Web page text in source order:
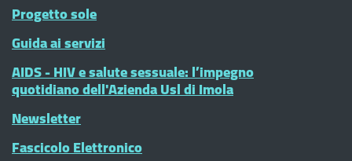
Progetto sole
Guida ai servizi
AIDS - HIV e salute sessuale: l’impegno
quotidiano dell'Azienda Usl di Imola
Newsletter
Fascicolo Elettronico